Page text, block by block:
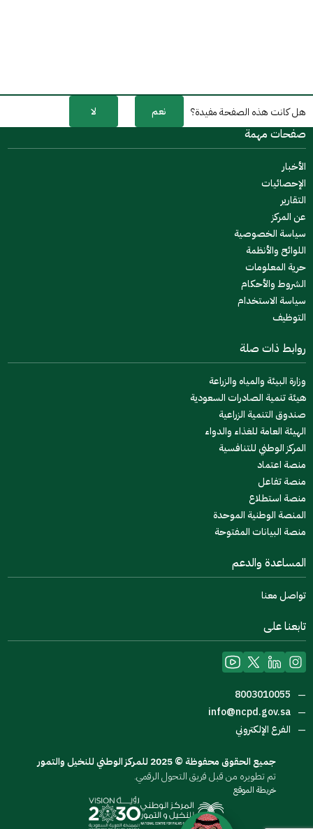
هل كانت هذه الصفحة مفيدة؟ نعم لا
صفحات مهمة
الأخبار
الإحصائيات
التقارير
عن المركز
سياسة الخصوصية
اللوائح والأنظمة
حرية المعلومات
الشروط والأحكام
سياسة الاستخدام
التوظيف
روابط ذات صلة
وزارة البيئة والمياه والزراعة
هيئة تنمية الصادرات السعودية
صندوق التنمية الزراعية
الهيئة العامة للغذاء والدواء
المركز الوطني للتنافسية
منصة اعتماد
منصة تفاعل
منصة استطلاع
المنصة الوطنية الموحدة
منصة البيانات المفتوحة
المساعدة والدعم
تواصل معنا
تابعنا على
—
—
info@ncpd.gov.sa
— الفرع الإلكتروني
جميع الحقوق محفوظة © 2025 للمركز الوطني للنخيل والتمور
تم تطويره من قبل فريق التحول الرقمي.
خريطة الموقع